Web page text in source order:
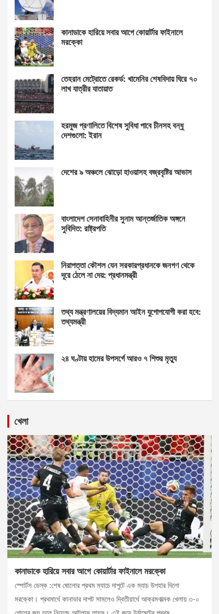
কানাডাকে হারিয়ে সবার আগে কোয়ার্টার ফাইনালে
মরক্কো
তেহরান মেট্রোতে রেকর্ড: খামেনির শেষবিদায় ঘিরে ৭০
লাখ যাত্রীর যাতায়াত
হরমুজ প্রণালিতে বিশেষ সুবিধা পাবে চীনসহ বন্ধু
দেশগুলো: ইরান
দেশের ৯ অঞ্চলে ঝোড়ো হাওয়াসহ বজ্রবৃষ্টির আভাস
বাংলাদেশ সেনাবাহিনীর সুনাম আন্তর্জাতিক অঙ্গনে
সুবিদিত: রাষ্ট্রপতি
নিরাপত্তা কৌশল যেন সরকারপ্রধানকে জনগণ থেকে
দূরে ঠেলে না দেয়: প্রধানমন্ত্রী
তথ্য মন্ত্রণালয়ের বিদ্যমান আইন যুগোপযোগী করা হবে:
তথ্যমন্ত্রী
২৪ ঘণ্টায় হামের উপসর্গে আরও ৭ শিশুর মৃত্যু
খেলা
কানাডাকে হারিয়ে সবার আগে কোয়ার্টার ফাইনালে মরক্কো
স্পোর্টস ডেস্ক :শেষ ষোলোর প্রথম ম্যাচে দাপুটে এক ম্যাচ উপহার দিলো
মরক্কো। প্রথমার্ধে কানাডার দাপট সামলেও দ্বিতীয়ার্ধে আক্রমণাত্মক খেলায় ৩-০